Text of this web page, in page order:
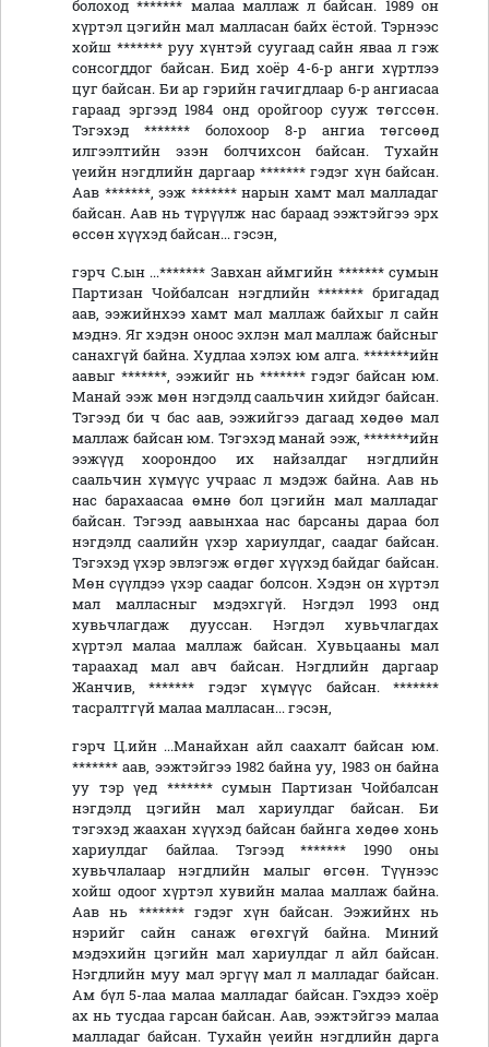
болоход ******* малаа маллаж л байсан. 1989 он
хүртэл цэгийн мал малласан байх ёстой. Тэрнээс
хойш ******* руу хүнтэй суугаад сайн яваа л гэж
сонсогддог байсан. Бид хоёр 4-6-р анги хүртлээ
цуг байсан. Би ар гэрийн гачигдлаар 6-р ангиасаа
гараад эргээд 1984 онд оройгоор сууж төгссөн.
Тэгэхэд ******* болохоор 8-р ангиа төгсөөд
илгээлтийн эзэн болчихсон байсан. Тухайн
үеийн нэгдлийн даргаар ******* гэдэг хүн байсан.
Аав *******, ээж ******* нарын хамт мал малладаг
байсан. Аав нь түрүүлж нас бараад ээжтэйгээ эрх
өссөн хүүхэд байсан... гэсэн,
гэрч С.ын ...******* Завхан аймгийн ******* сумын
Партизан Чойбалсан нэгдлийн ******* бригадад
аав, ээжийнхээ хамт мал маллаж байхыг л сайн
мэднэ. Яг хэдэн оноос эхлэн мал маллаж байсныг
санахгүй байна. Худлаа хэлэх юм алга. *******ийн
аавыг *******, ээжийг нь ******* гэдэг байсан юм.
Манай ээж мөн нэгдэлд саальчин хийдэг байсан.
Тэгээд би ч бас аав, ээжийгээ дагаад хөдөө мал
маллаж байсан юм. Тэгэхэд манай ээж, *******ийн
ээжүүд хоорондоо их найзалдаг нэгдлийн
саальчин хүмүүс учраас л мэдэж байна. Аав нь
нас барахаасаа өмнө бол цэгийн мал малладаг
байсан. Тэгээд аавынхаа нас барсаны дараа бол
нэгдэлд саалийн үхэр хариулдаг, саадаг байсан.
Тэгэхэд үхэр эвлэгэж өгдөг хүүхэд байдаг байсан.
Мөн сүүлдээ үхэр саадаг болсон. Хэдэн он хүртэл
мал малласныг мэдэхгүй. Нэгдэл 1993 онд
хувьчлагдаж дууссан. Нэгдэл хувьчлагдах
хүртэл малаа маллаж байсан. Хувьцааны мал
тараахад мал авч байсан. Нэгдлийн даргаар
Жанчив, ******* гэдэг хүмүүс байсан. *******
тасралтгүй малаа малласан... гэсэн,
гэрч Ц.ийн ...Манайхан айл саахалт байсан юм.
******* аав, ээжтэйгээ 1982 байна уу, 1983 он байна
уу тэр үед ******* сумын Партизан Чойбалсан
нэгдэлд цэгийн мал хариулдаг байсан. Би
тэгэхэд жаахан хүүхэд байсан байнга хөдөө хонь
хариулдаг байлаа. Тэгээд ******* 1990 оны
хувьчлалаар нэгдлийн малыг өгсөн. Түүнээс
хойш одоог хүртэл хувийн малаа маллаж байна.
Аав нь ******* гэдэг хүн байсан. Ээжийнх нь
нэрийг сайн санаж өгөхгүй байна. Миний
мэдэхийн цэгийн мал хариулдаг л айл байсан.
Нэгдлийн муу мал эргүү мал л малладаг байсан.
Ам бүл 5-лаа малаа малладаг байсан. Гэхдээ хоёр
ах нь тусдаа гарсан байсан. Аав, ээжтэйгээ малаа
малладаг байсан. Тухайн үеийн нэгдлийн дарга